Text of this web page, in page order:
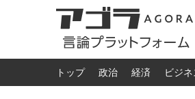
トップ 政治 経済 ビジネ